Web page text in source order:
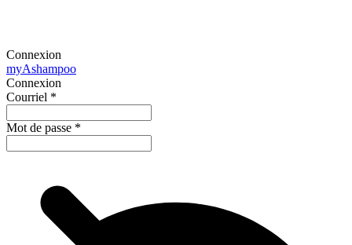
Connexion
myAshampoo
Connexion
Courriel *
Mot de passe *